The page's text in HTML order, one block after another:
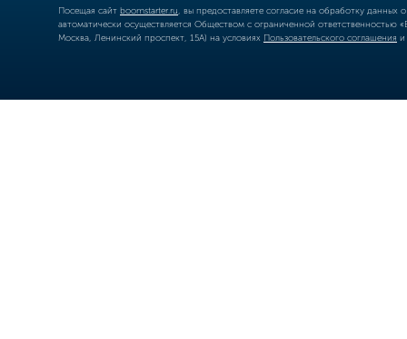
Посещая сайт boomstarter.ru , вы предоставляете согласие на обработку
автоматически осуществляется Обществом с ограниченной
Москва, Ленинский проспект, 15А) на условиях Пользовательского соглашения и